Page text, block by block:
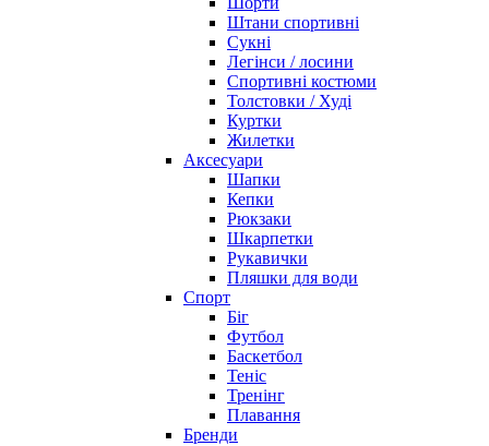
Штани спортивні
Сукні
Легінси / лосини
Спортивні костюми
Толстовки / Худі
Куртки
Жилетки
Аксесуари
Шапки
Кепки
Рюкзаки
Шкарпетки
Рукавички
Пляшки для води
Спорт
Біг
Футбол
Баскетбол
Теніс
Тренінг
Плавання
Бренди